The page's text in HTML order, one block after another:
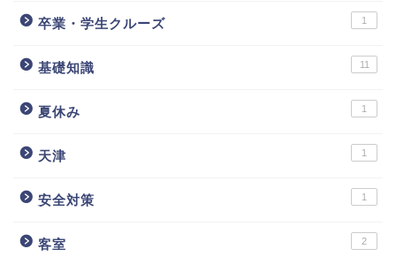
卒業・学生クルーズ 1
基礎知識 11
夏休み 1
天津 1
安全対策 1
客室 2